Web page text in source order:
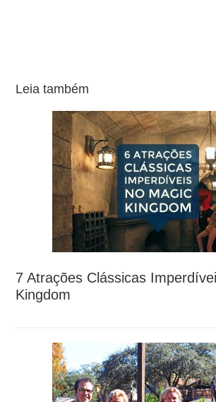
Leia também
7 Atrações Clássicas
Kingdom